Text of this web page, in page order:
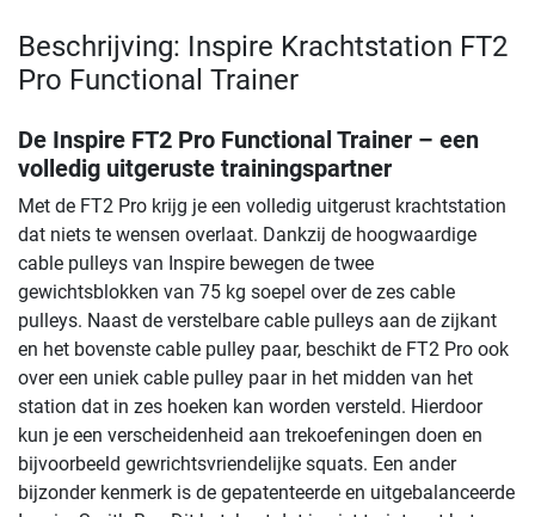
Beschrijving: Inspire Krachtstation FT2
Pro Functional Trainer
De Inspire FT2 Pro Functional Trainer – een
volledig uitgeruste trainingspartner
Met de FT2 Pro krijg je een volledig uitgerust krachtstation
dat niets te wensen overlaat. Dankzij de hoogwaardige
cable pulleys van Inspire bewegen de twee
gewichtsblokken van 75 kg soepel over de zes cable
pulleys. Naast de verstelbare cable pulleys aan de zijkant
en het bovenste cable pulley paar, beschikt de FT2 Pro ook
over een uniek cable pulley paar in het midden van het
station dat in zes hoeken kan worden versteld. Hierdoor
kun je een verscheidenheid aan trekoefeningen doen en
bijvoorbeeld gewrichtsvriendelijke squats. Een ander
bijzonder kenmerk is de gepatenteerde en uitgebalanceerde